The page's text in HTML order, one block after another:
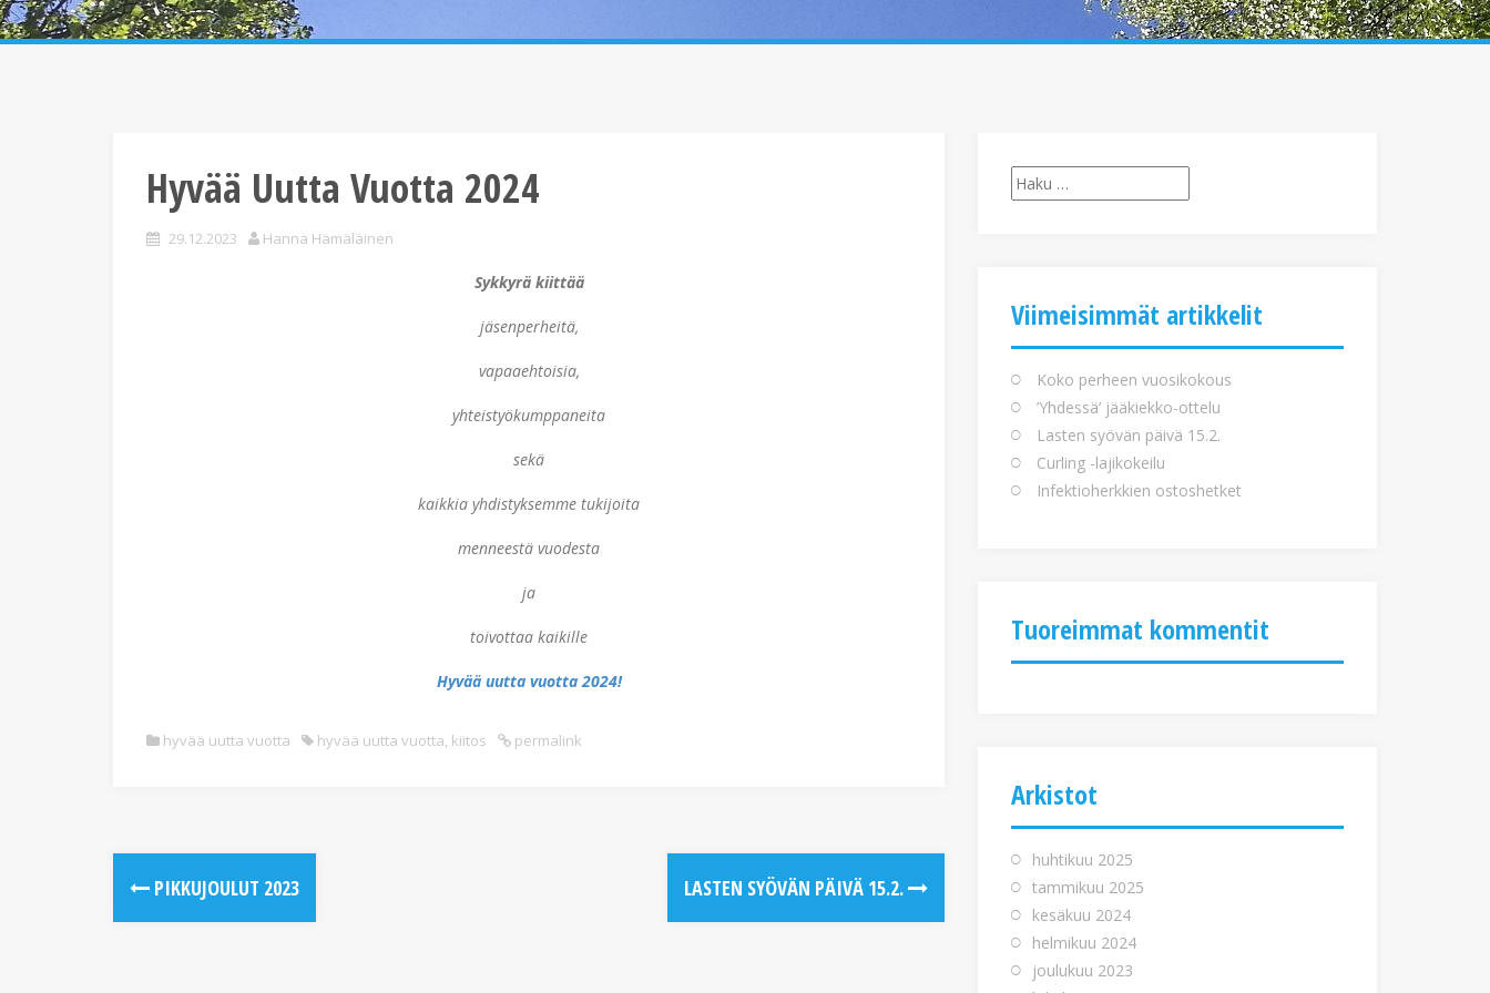
Hyvää Uutta Vuotta 2024
29.12.2023 Hanna Hämäläinen
Sykkyrä kiittää
jäsenperheitä,
vapaaehtoisia,
yhteistyökumppaneita
sekä
kaikkia yhdistyksemme tukijoita
menneestä vuodesta
ja
toivottaa kaikille
Hyvää uutta vuotta 2024!
hyvää uutta vuotta hyvää uutta vuotta, kiitos permalink
PIKKUJOULUT 2023 LASTEN SYÖVÄN PÄIVÄ 15.2.
Haku:
Viimeisimmät artikkelit
Koko perheen vuosikokous
’Yhdessä’ jääkiekko-ottelu
Lasten syövän päivä 15.2.
Curling -lajikokeilu
Infektioherkkien ostoshetket
Tuoreimmat kommentit
Arkistot
huhtikuu 2025
tammikuu 2025
kesäkuu 2024
helmikuu 2024
joulukuu 2023